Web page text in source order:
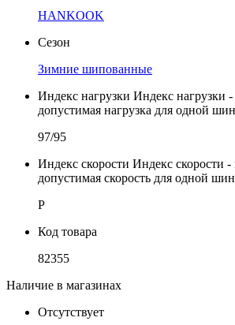
HANKOOK
Сезон
Зимние шипованные
Индекс нагрузки Индекс нагрузки
допустимая нагрузка для одной
97/95
Индекс скорости Индекс скорости
допустимая скорость для одной
P
Код товара
82355
Наличие в магазинах
Отсутствует